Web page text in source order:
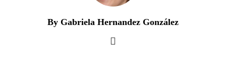
By Gabriela Hernandez González